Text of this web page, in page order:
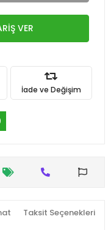
VER
İade ve Değişim
Taksit Seçenekleri